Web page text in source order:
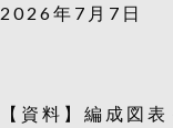
2026年7月7日
【資料】編成図